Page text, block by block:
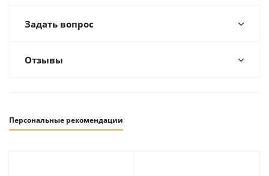
Задать вопрос
Отзывы
Персональные рекомендации